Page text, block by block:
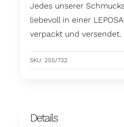
Jedes unserer
liebevoll in einer
verpackt und versendet.
SKU: 255/732
Details